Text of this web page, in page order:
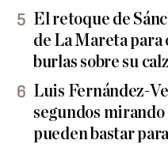
El retoque de
de La Mareta
burlas sobre su
Luis Fernández-
segundos
pueden bastar